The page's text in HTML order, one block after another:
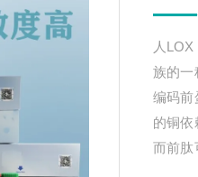
人
族的一
编码前
的铜依
而前肽